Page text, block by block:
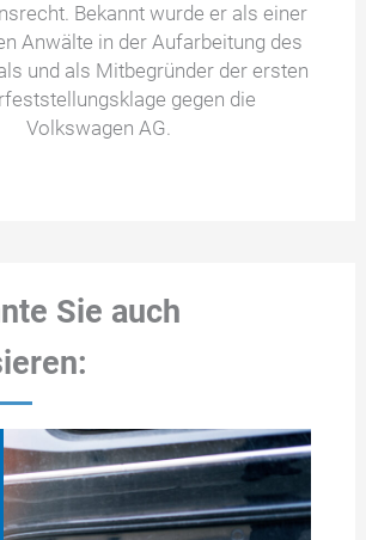
Bekannt wurde er als einer
Anwälte in der Aufarbeitung des
und als Mitbegründer der ersten
gegen die
Volkswagen AG.
Sie auch